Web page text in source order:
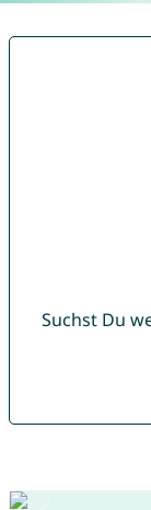
Suchst Du